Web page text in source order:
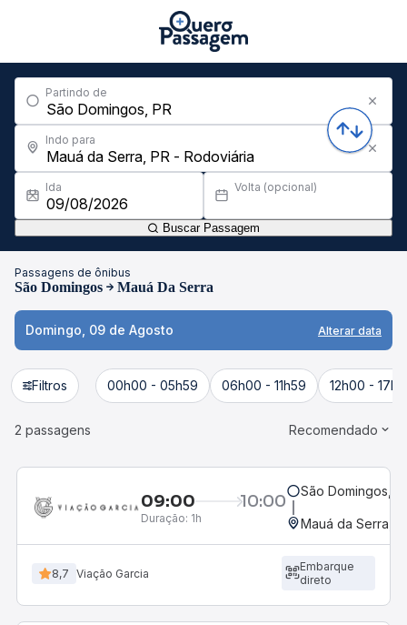
Partindo de
Indo para
Ida Volta (opcional)
Buscar Passagem
Passagens de ônibus
São Domingos Mauá Da Serra
Domingo, 09 de Agosto Alterar data
Filtros 00h00 - 05h59 06h00 - 11h59 12h00 -
2 passagens Recomendado
09:00 10:00
Duração: 1h
São Domingos,
Mauá da Serra,
8,7 Viação Garcia
Embarque
direto